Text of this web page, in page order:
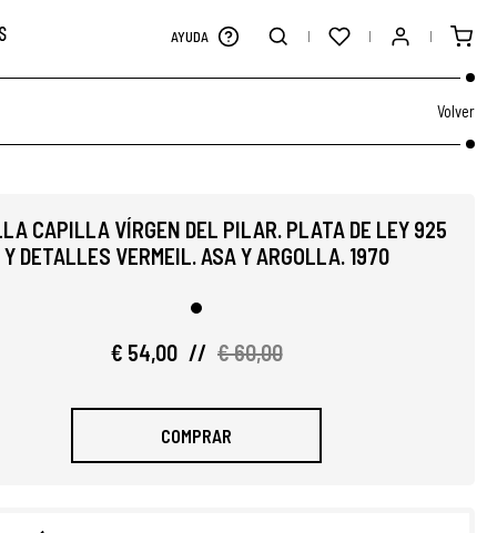
AYUDA
Volver
CAPILLA VÍRGEN DEL PILAR. PLATA DE LEY 925
Y DETALLES VERMEIL. ASA Y ARGOLLA. 1970
€ 54,00 // € 60,00
COMPRAR